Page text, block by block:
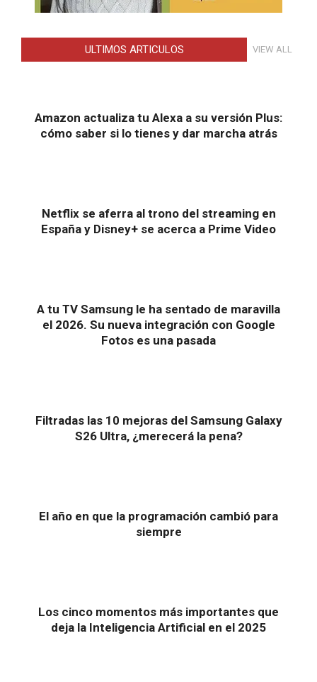
ULTIMOS ARTICULOS VIEW ALL
Amazon actualiza tu Alexa a su versión Plus:
cómo saber si lo tienes y dar marcha atrás
Netflix se aferra al trono del streaming en
España y Disney+ se acerca a Prime Video
A tu TV Samsung le ha sentado de maravilla
el 2026. Su nueva integración con Google
Fotos es una pasada
Filtradas las 10 mejoras del Samsung Galaxy
S26 Ultra, ¿merecerá la pena?
El año en que la programación cambió para
siempre
Los cinco momentos más importantes que
deja la Inteligencia Artificial en el 2025